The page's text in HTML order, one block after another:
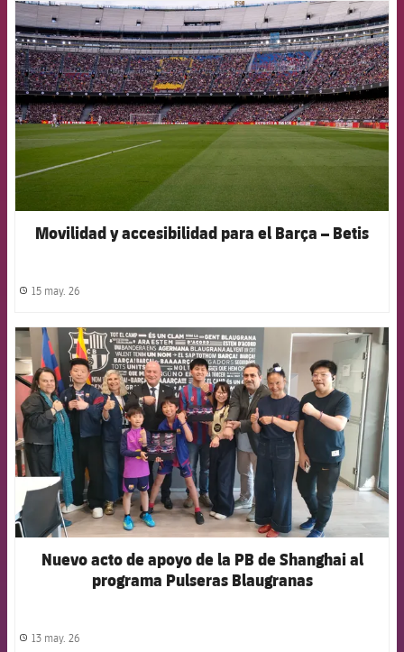
FCB Barcelona badge
Movilidad y accesibilidad para el Barça – Betis
label.share.clock
15 may. 26
FCB Barcelona badge
Nuevo acto de apoyo de la PB de Shanghai al
programa Pulseras Blaugranas
label.share.clock
13 may. 26